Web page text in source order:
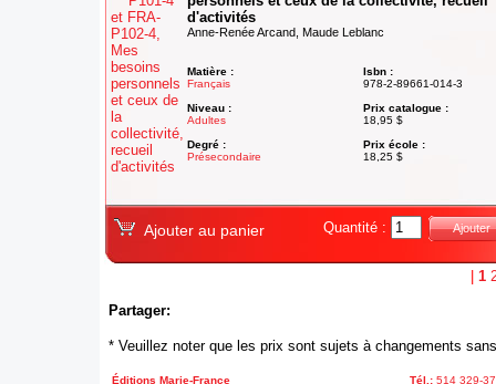
d'activités
Anne-Renée Arcand, Maude Leblanc
Matière :
Français
Niveau :
Adultes
Degré :
Présecondaire
Isbn :
978-2-89661-014-3
Prix catalogue :
18,95 $
Prix école :
18,25 $
Ajouter au panier Quantité : Ajouter
1
Partager:
* Veuillez noter que les prix sont sujets à changements
Éditions Marie-France Tél.: 514 329-